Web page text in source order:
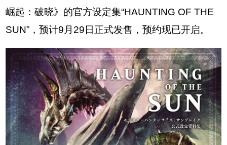
崛起：破晓》的官方设定集“HAUNTING OF THE
SUN”，预计9月29日正式发售，预约现已开启。